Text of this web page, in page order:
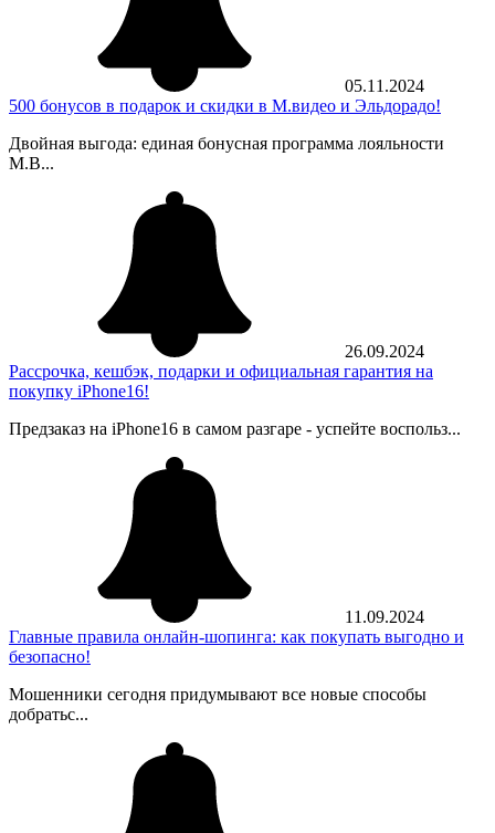
05.11.2024
500 бонусов в подарок и скидки в М.видео и Эльдорадо!
Двойная выгода: единая бонусная программа лояльности
М.В...
26.09.2024
Рассрочка, кешбэк, подарки и официальная гарантия на
покупку iPhone16!
Предзаказ на iPhone16 в самом разгаре - успейте воспольз...
11.09.2024
Главные правила онлайн-шопинга: как покупать выгодно и
безопасно!
Мошенники сегодня придумывают все новые способы
добратьс...